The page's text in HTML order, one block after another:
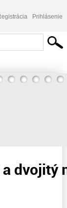
Prihlásenie
dvojitý